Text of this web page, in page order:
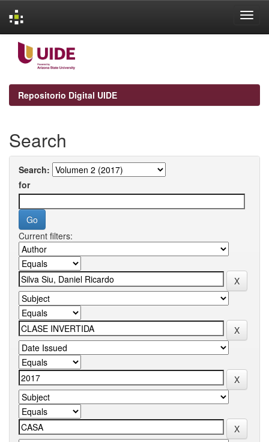
navigation
Repositorio Digital UIDE
Search
Search:
for
Current filters: